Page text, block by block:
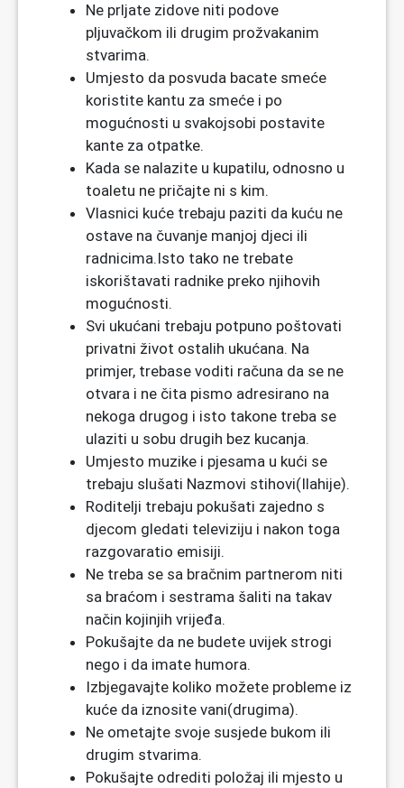
Ne prljate zidove niti podove
pljuvačkom ili drugim prožvakanim
stvarima.
Umjesto da posvuda bacate smeće
koristite kantu za smeće i po
mogućnosti u svakojsobi postavite
kante za otpatke.
Kada se nalazite u kupatilu, odnosno u
toaletu ne pričajte ni s kim.
Vlasnici kuće trebaju paziti da kuću ne
ostave na čuvanje manjoj djeci ili
radnicima.Isto tako ne trebate
iskorištavati radnike preko njihovih
mogućnosti.
Svi ukućani trebaju potpuno poštovati
privatni život ostalih ukućana. Na
primjer, trebase voditi računa da se ne
otvara i ne čita pismo adresirano na
nekoga drugog i isto takone treba se
ulaziti u sobu drugih bez kucanja.
Umjesto muzike i pjesama u kući se
trebaju slušati Nazmovi stihovi(Ilahije).
Roditelji trebaju pokušati zajedno s
djecom gledati televiziju i nakon toga
razgovaratio emisiji.
Ne treba se sa bračnim partnerom niti
sa braćom i sestrama šaliti na takav
način kojinjih vrijeđa.
Pokušajte da ne budete uvijek strogi
nego i da imate humora.
Izbjegavajte koliko možete probleme iz
kuće da iznosite vani(drugima).
Ne ometajte svoje susjede bukom ili
drugim stvarima.
Pokušajte odrediti položaj ili mjesto u